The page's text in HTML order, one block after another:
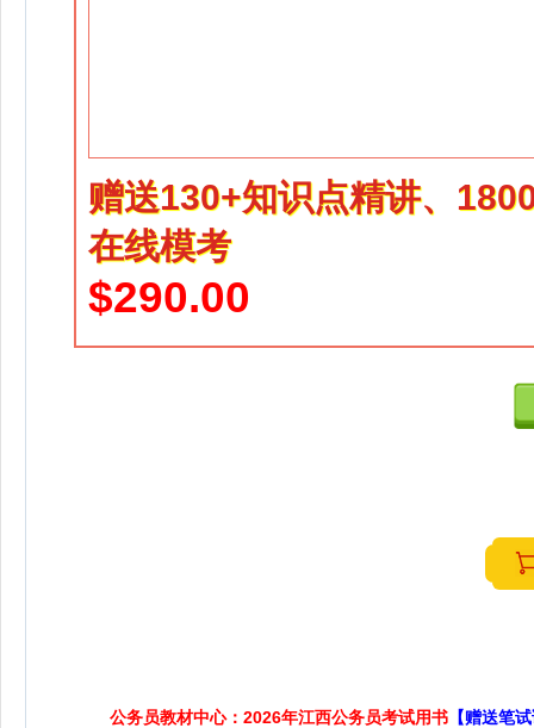
赠送130+知识点精讲、
在线模考
$290.00
公务员教材中心：2026年江西公务员考试用书 【赠送笔